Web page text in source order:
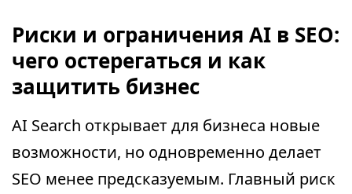
Риски и ограничения AI в SEO:
чего остерегаться и как
защитить бизнес
AI Search открывает для бизнеса новые
возможности, но одновременно делает
SEO менее предсказуемым. Главный риск